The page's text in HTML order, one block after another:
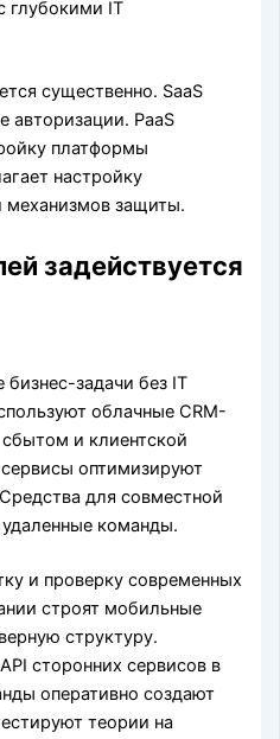
глубокими IT
существенно. SaaS
авторизации. PaaS
платформы
настройку
механизмов защиты.
задействуется
бизнес-задачи без IT
облачные CRM-
и клиентской
оптимизируют
для совместной
команды.
и проверку современных
строят мобильные
структуру.
сторонних сервисов в
оперативно создают
теории на